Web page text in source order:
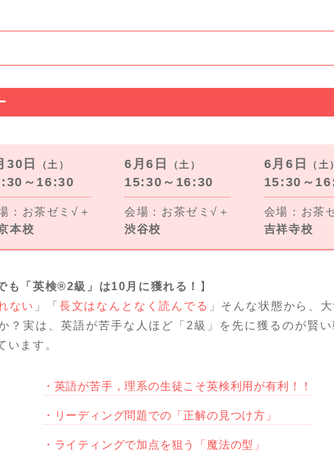
30日 （土）
～16:30
：お茶ゼミ√＋
本校
6月6日 （土）
15:30～16:30
会場：お茶ゼミ√＋
渋谷校
6月6日 （土）
15:30～
会場：お茶
吉祥寺校
も 「英検®2級」は10月に獲れる！
】
ない 」「 長文はなんとなく読んでる 」そんな状態から、
？実は、英語が苦手な人ほど「2級」を先に獲るのが賢
います。
英語が苦手，理系の生徒こそ英検利用が有利！！
リーディング問題での「正解の見つけ方」
ライティングで加点を狙う「魔法の型」